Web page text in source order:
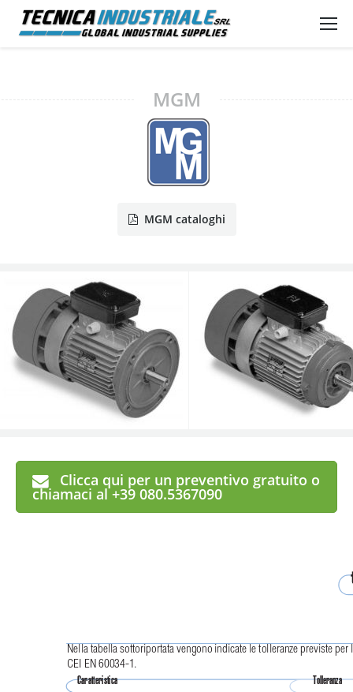
MGM
MGM cataloghi
Clicca qui per un preventivo gratuito o
chiamaci al +39 080.5367090
Nella tabella sottoriportata vengono indicate le tolleranze previste
CEI EN 60034-1.
Caratteristica Tolleranza